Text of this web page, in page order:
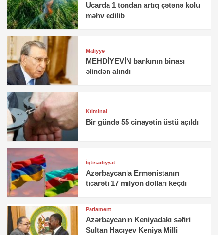
Ucarda 1 tondan artıq çətənə kolu
məhv edilib
Maliyyə
MEHDİYEVİN bankının binası
əlindən alındı
Kriminal
Bir gündə 55 cinayətin üstü açıldı
İqtisadiyyat
Azərbaycanla Ermənistanın
ticarəti 17 milyon dolları keçdi
Parlament
Azərbaycanın Keniyadakı səfiri
Sultan Hacıyev Keniya Milli